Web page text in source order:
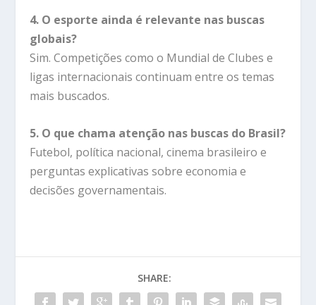
4. O esporte ainda é relevante nas buscas
globais?
Sim. Competições como o Mundial de Clubes e
ligas internacionais continuam entre os temas
mais buscados.
5. O que chama atenção nas buscas do Brasil?
Futebol, política nacional, cinema brasileiro e
perguntas explicativas sobre economia e
decisões governamentais.
SHARE: